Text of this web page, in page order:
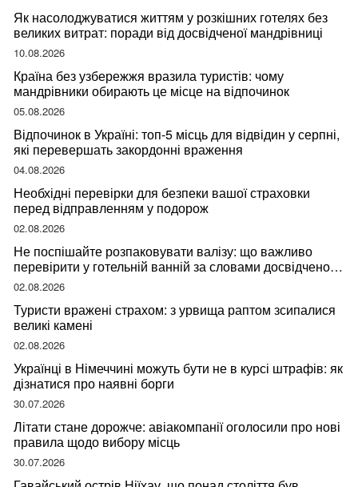
Як насолоджуватися життям у розкішних готелях без
великих витрат: поради від досвідченої мандрівниці
10.08.2026
Країна без узбережжя вразила туристів: чому
мандрівники обирають це місце на відпочинок
05.08.2026
Відпочинок в Україні: топ-5 місць для відвідин у серпні,
які перевершать закордонні враження
04.08.2026
Необхідні перевірки для безпеки вашої страховки
перед відправленням у подорож
02.08.2026
Не поспішайте розпаковувати валізу: що важливо
перевірити у готельній ванній за словами досвідченої
мандрівниці
02.08.2026
Туристи вражені страхом: з урвища раптом зсипалися
великі камені
02.08.2026
Українці в Німеччині можуть бути не в курсі штрафів: як
дізнатися про наявні борги
30.07.2026
Літати стане дорожче: авіакомпанії оголосили про нові
правила щодо вибору місць
30.07.2026